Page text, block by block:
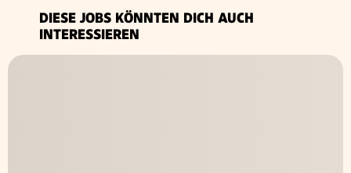
DIESE JOBS KÖNNTEN DICH AUCH
INTERESSIEREN